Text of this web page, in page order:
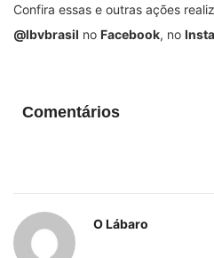
Confira essas e outras ações
@lbvbrasil no Facebook, no
Comentários
O Lábaro